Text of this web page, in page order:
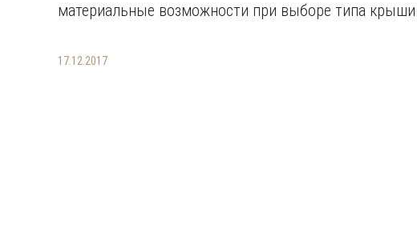
материальные возможности при выборе типа крыши.
17.12.2017